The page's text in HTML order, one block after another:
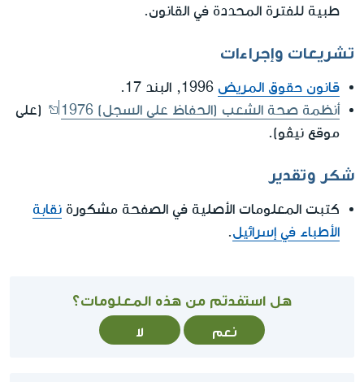
طبية للفترة المحددة في القانون.
تشريعات وإجراءات
قانون حقوق المريض
أنظمة صحة الشعب (الحفاظ على السجل) 1976
(على
موقع نيڤو).
شكر وتقدير
كتبت المعلومات الأصلية في الصفحة مشكورة نقابة
الأطباء في إسرائيل.
هل استفدتم من هذه المعلومات؟
نعم لا